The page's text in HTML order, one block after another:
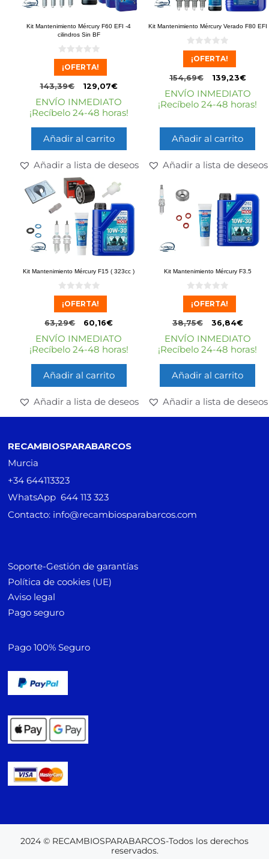
Kit Mantenimiento Mércury F60 EFI -4
cilindros Sin BF
0
e
¡OFERTA!
143,39€ 129,07€
ENVÍO INMEDIATO
¡Recíbelo 24-48 horas!
Añadir al carrito
Añadir a lista de deseos
Kit Mantenimiento Mércury Verado F80 EFI
0
e
¡OFERTA!
154,69€ 139,23€
ENVÍO INMEDIATO
¡Recíbelo 24-48 horas!
Añadir al carrito
Añadir a lista de deseos
Kit Mantenimiento Mércury F15 ( 323cc )
0
e
¡OFERTA!
63,29€ 60,16€
ENVÍO INMEDIATO
¡Recíbelo 24-48 horas!
Añadir al carrito
Añadir a lista de deseos
Kit Mantenimiento Mércury F3.5
0
e
¡OFERTA!
38,75€ 36,84€
ENVÍO INMEDIATO
¡Recíbelo 24-48 horas!
Añadir al carrito
Añadir a lista de deseos
RECAMBIOSPARABARCOS
Murcia
+34 644113323
WhatsApp 644 113 323
Contacto: info@recambiosparabarcos.com
Soporte-Gestión de garantías
Política de cookies (UE)
Aviso legal
Pago seguro
Pago 100% Seguro
2024 © RECAMBIOSPARABARCOS-Todos los derechos
reservados.